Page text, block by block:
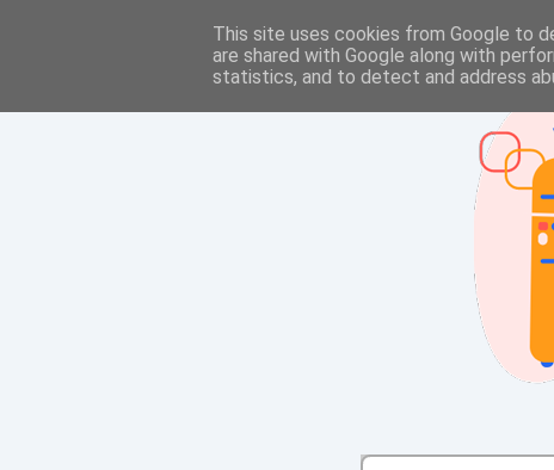
This site uses cookies from Google to
are shared with Google along with
statistics, and to detect and address